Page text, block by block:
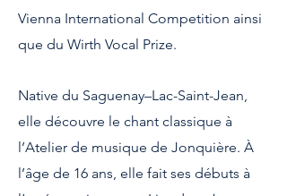
Vienna International Competition ainsi
que du Wirth Vocal Prize.
Native du Saguenay–Lac-Saint-Jean,
elle découvre le chant classique à
l’Atelier de musique de Jonquière. À
l’âge de 16 ans, elle fait ses débuts à